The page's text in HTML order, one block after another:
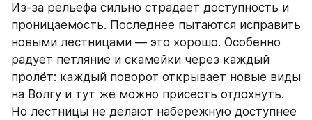
Из-за рельефа сильно страдает доступность и
проницаемость. Последнее пытаются исправить
новыми лестницами — это хорошо. Особенно
радует петляние и скамейки через каждый
пролёт: каждый поворот открывает новые виды
на Волгу и тут же можно присесть отдохнуть.
Но лестницы не делают набережную доступнее